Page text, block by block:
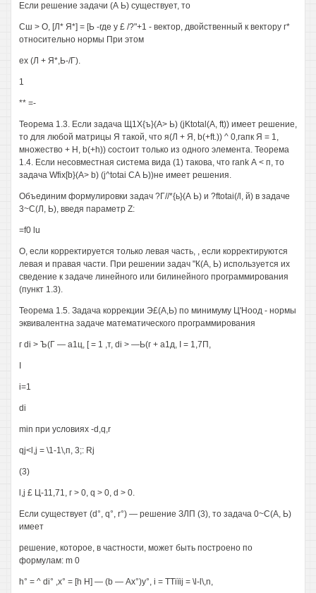
Если решение задачи (А Ь) существует, то
Сш > О, [Л* Я*] = [Ь -где у £ /?"+1 - вектор, двойственный к вектору г*
относительно нормы При этом
ех (Л + Я*,Ь-/Г).
1
** =-
Теорема 1.3. Если задача Щ1Х{ъ}(А> Ь) (jKtotal(A, ft)) имеет решение,
то для любой матрицы Я такой, что я(Л + Я, b(+ft.)) ^ 0,гапк Я = 1,
множество + Н, b(+h)) состоит только из одного элемента. Теорема
1.4. Если несовместная система вида (1) такова, что rank А < п, то
задача Wfix[b}(A> b) (j^totai СА Ь))не имеет решения.
Объединим формулировки задач ?Г//*{ь}(А Ь) и ?ftotai(/l, й) в задаче
3~С(Л, Ь), введя параметр Z:
=f0 lu
О, если корректируется только левая часть, , если корректируются
левая и правая части. При решении задач "К(А, Ь) используется их
сведение к задаче линейного или билинейного программирования
(пункт 1.3).
Теорема 1.5. Задача коррекции Э£(А,Ь) по минимуму Ц'Ноод - нормы
эквивалентна задаче математического программирования
г di > Ъ(Г — а1ц, [ = 1 ,т, di > —Ь(г + а1д, I = 1,7П,
i=1
di
min при условиях -d,q,r
qj<l,j = \1-1\,п, 3;: Rj
(3)
l,j £ Ц-11,71, г > 0, q > 0, d > 0.
Если существует (d°, q°, r°) — решение ЗЛП (3), то задача 0~С(А, Ь)
имеет
решение, которое, в частности, может быть построено по
формулам: m 0
h° = ^ di° ,х° = [h H] — (b — Ах°)у°, i = TTiïij = \l-l\,n,